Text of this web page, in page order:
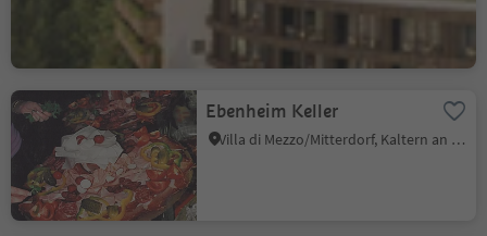
Poziom zrównoważenia 2
Ebenheim Keller
Villa di Mezzo/Mitterdorf, Kaltern an der Weinstraße/Caldaro sulla Strada del Vino, Alto Adige Wine Road